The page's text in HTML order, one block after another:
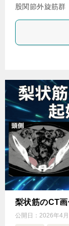
股関節外旋筋
梨状筋のCT
公開日： 2026年4月